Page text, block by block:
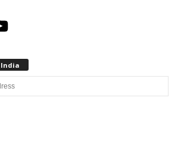
India